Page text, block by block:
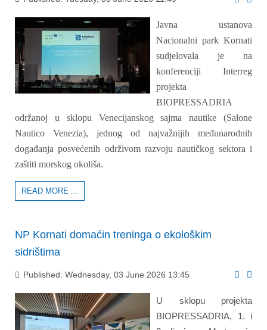
Javna ustanova
Nacionalni park Kornati
sudjelovala je na
konferenciji Interreg
projekta
BIOPRESSADRIA
održanoj u sklopu Venecijanskog sajma nautike (Salone
Nautico Venezia), jednog od najvažnijih međunarodnih
događanja posvećenih održivom razvoju nautičkog sektora i
zaštiti morskog okoliša.
READ MORE ...
NP Kornati domaćin treninga o ekološkim
sidrištima
Published: Wednesday, 03 June 2026 13:45
U sklopu projekta
BIOPRESSADRIA, 1. i